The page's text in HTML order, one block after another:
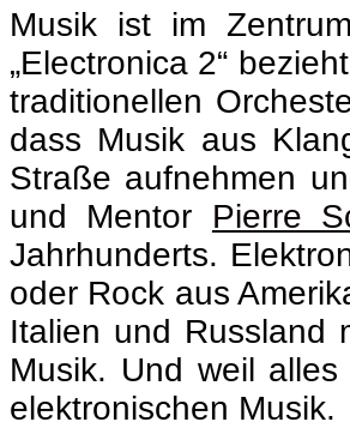
Musik ist im
„Electronica 2“
traditionellen
dass Musik aus
Straße aufnehmen
und Mentor Pierre
Jahrhunderts.
oder Rock aus
Italien und Russland
Musik. Und weil
elektronischen Musik.